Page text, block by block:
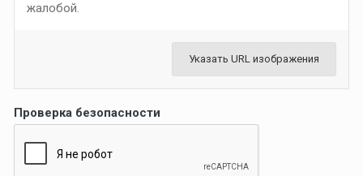
жалобой.
Указать URL изображения
Проверка безопасности